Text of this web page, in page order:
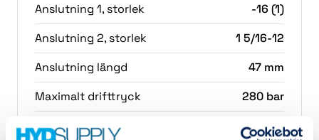
Anslutning 1, storlek
-16 (1)
Anslutning 2, storlek
1 5/16-12
Anslutning längd
47 mm
Maximalt drifttryck
280 bar
Vikt
0.48